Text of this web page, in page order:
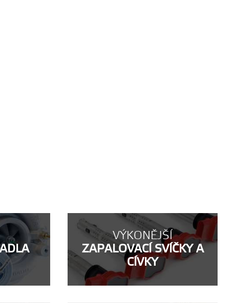
VÝKONĚJŠÍ
ZAPALOVACÍ SVÍČKY A
CÍVKY